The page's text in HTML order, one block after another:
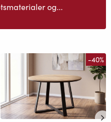
og...
-40%